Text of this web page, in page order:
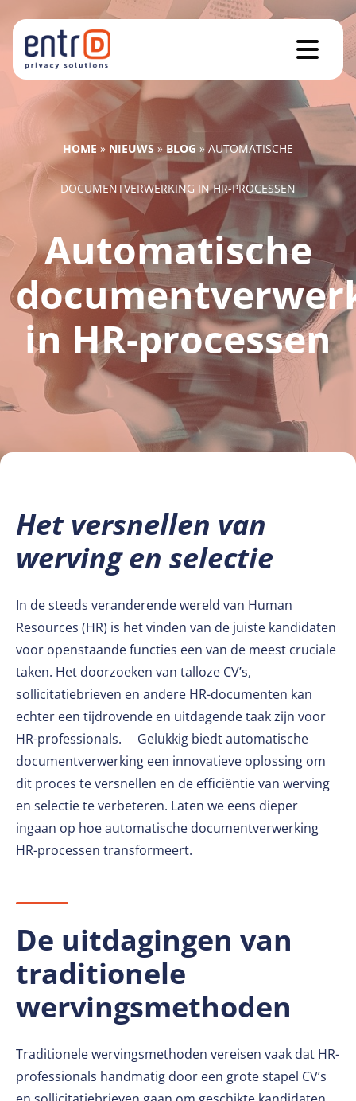
HOME » NIEUWS » BLOG » AUTOMATISCHE
DOCUMENTVERWERKING IN HR-PROCESSEN
Automatische
in HR-processen
Het versnellen van
werving en selectie
In de steeds veranderende wereld van Human
Resources (HR) is het vinden van de juiste kandidaten
voor openstaande functies een van de meest cruciale
taken. Het doorzoeken van talloze CV’s,
sollicitatiebrieven en andere HR-documenten kan
echter een tijdrovende en uitdagende taak zijn voor
HR-professionals. Gelukkig biedt automatische
documentverwerking een innovatieve oplossing om
dit proces te versnellen en de efficiëntie van werving
en selectie te verbeteren. Laten we eens dieper
ingaan op hoe automatische documentverwerking
HR-processen transformeert.
De uitdagingen van
traditionele
wervingsmethoden
Traditionele wervingsmethoden vereisen vaak dat HR-
professionals handmatig door een grote stapel CV’s